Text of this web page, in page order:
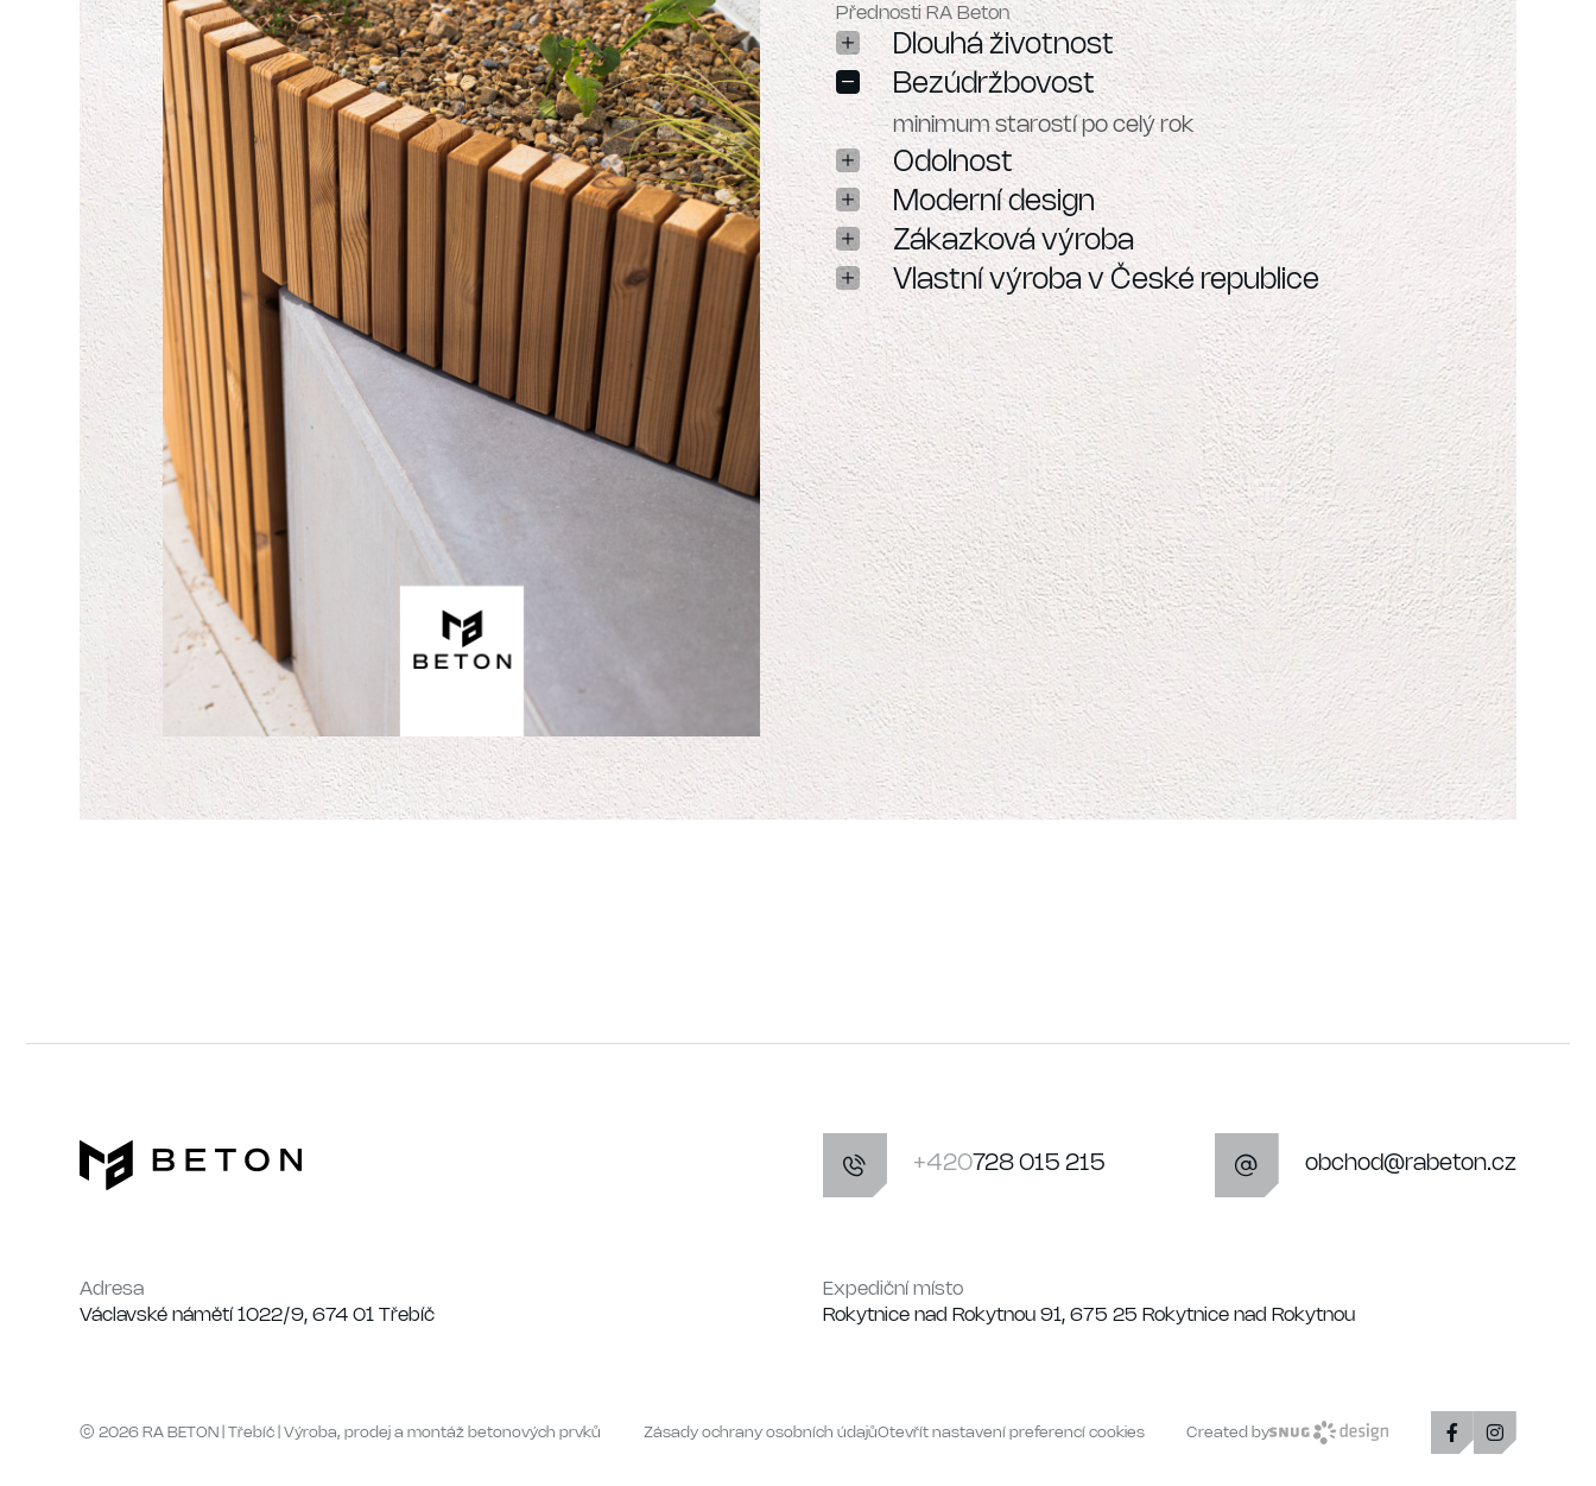
Přednosti RA Beton
Dlouhá životnost
Bezúdržbovost
Odolnost
pevnost a stabilita i v náročných venkovních
podmínkách
Moderní design
Zákazková výroba
Vlastní výroba v České republice
+420728 015 215 obchod@rabeton.cz
Adresa
Václavské námětí 1022/9, 674 01 Třebíč
Expediční místo
Rokytnice nad Rokytnou 91, 675 25 Rokytnice nad Rokytnou
© 2026 RA BETON | Třebíč | Výroba, prodej a montáž betonových prvků Zásady ochrany osobních údajůOtevřít nastavení preferencí cookies Created by